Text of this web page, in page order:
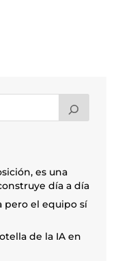
es una
día a día
pero el equipo sí
de la IA en